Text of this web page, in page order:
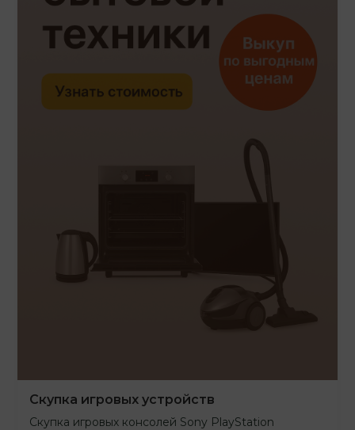
Скупка игровых устройств
Скупка игровых консолей Sony PlayStation